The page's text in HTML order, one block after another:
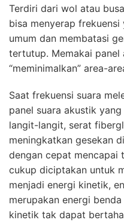
Terdiri dari wol atau
bisa menyerap
umum dan membatasi
tertutup. Memakai panel
“meminimalkan” area-
Saat frekuensi suara
panel suara akustik
langit-langit, serat
meningkatkan gesekan
dengan cepat mencapai
cukup diciptakan untuk
menjadi energi kinetik,
merupakan energi
kinetik tak dapat